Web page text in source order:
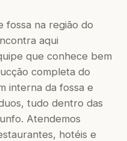
fossa na região do
aqui
que conhece bem
completa do
interna da fossa e
tudo dentro das
Atendemos
hotéis e